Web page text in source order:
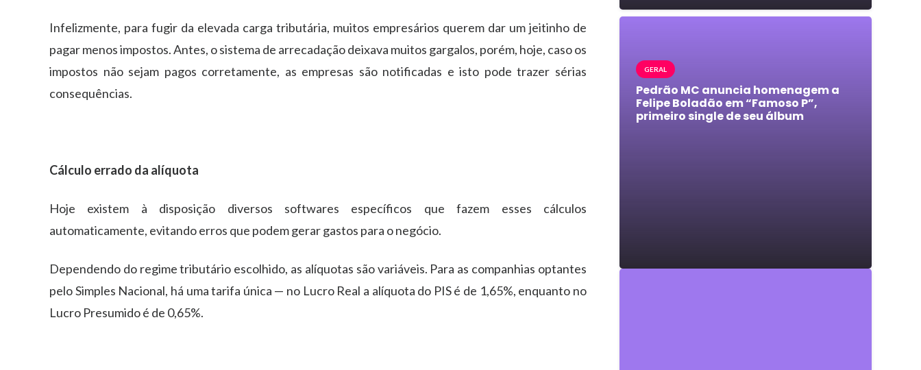
Infelizmente, para fugir da elevada carga tributária, muitos empresários querem dar um jeitinho de
pagar menos impostos. Antes, o sistema de arrecadação deixava muitos gargalos, porém, hoje, caso os
impostos não sejam pagos corretamente, as empresas são notificadas e isto pode trazer sérias
consequências.
Cálculo errado da alíquota
Hoje existem à disposição diversos softwares específicos que fazem esses cálculos
automaticamente, evitando erros que podem gerar gastos para o negócio.
Dependendo do regime tributário escolhido, as alíquotas são variáveis. Para as companhias optantes
pelo Simples Nacional, há uma tarifa única — no Lucro Real a alíquota do PIS é de 1,65%, enquanto no
Lucro Presumido é de 0,65%.
GERAL
Pedrão MC anuncia homenagem a
Felipe Boladão em “Famoso P”,
primeiro single de seu álbum